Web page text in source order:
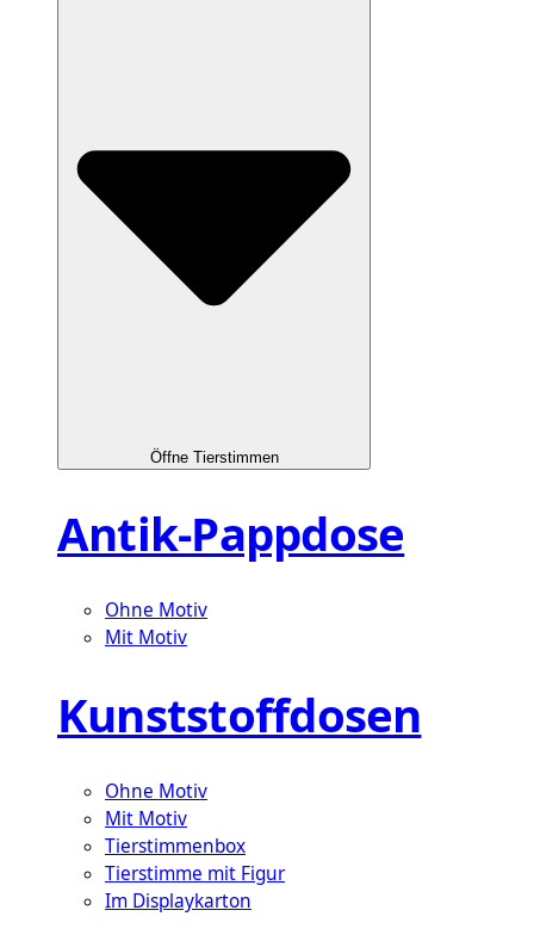
Öffne Tierstimmen
Antik-Pappdose
Ohne Motiv
Mit Motiv
Kunststoffdosen
Ohne Motiv
Mit Motiv
Tierstimmenbox
Tierstimme mit Figur
Im Displaykarton